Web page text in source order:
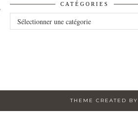
CATÉGORIES
THEME CREATED BY